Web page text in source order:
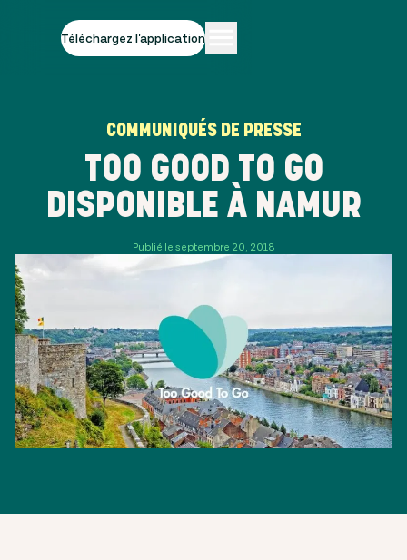
Téléchargez l'application
COMMUNIQUÉS DE PRESSE
TOO GOOD TO GO
DISPONIBLE À NAMUR
Publié le septembre 20, 2018